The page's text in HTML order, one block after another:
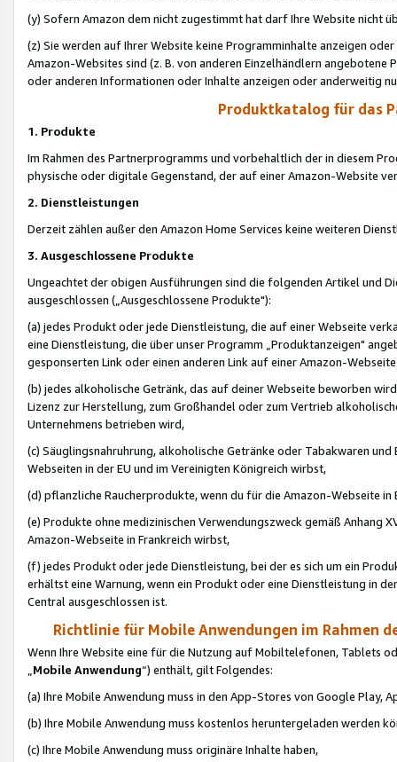
(y) Sofern Amazon dem nicht zugestimmt hat darf Ihre Website nicht
(z) Sie werden auf Ihrer Website keine Programminhalte anzeigen
Amazon-Websites sind (z. B. von anderen Einzelhändlern
oder anderen Informationen oder Inhalte anzeigen oder anderweitig
Produktkatalog für das
1. Produkte
Im Rahmen des Partnerprogramms und vorbehaltlich der in diesem
physische oder digitale Gegenstand, der auf einer Amazon-Website
2. Dienstleistungen
Derzeit zählen außer den Amazon Home Services keine weiteren
3. Ausgeschlossene Produkte
Ungeachtet der obigen Ausführungen sind die folgenden Artikel und
ausgeschlossen („Ausgeschlossene Produkte"):
(a) jedes Produkt oder jede Dienstleistung, die auf einer Webseite
eine Dienstleistung, die über unser Programm „Produktanzeigen"
gesponserten Link oder einen anderen Link auf einer Amazon-
(b) jedes alkoholische Getränk, das auf deiner Webseite beworben
Lizenz zur Herstellung, zum Großhandel oder zum Vertrieb
Unternehmens betrieben wird,
(c) Säuglingsnahruhrung, alkoholische Getränke oder Tabakwaren
Webseiten in der EU und im Vereinigten Königreich wirbst,
(d) pflanzliche Raucherprodukte, wenn du für die Amazon-Webseite in
(e) Produkte ohne medizinischen Verwendungszweck gemäß Anhang
Amazon-Webseite in Frankreich wirbst,
(f) jedes Produkt oder jede Dienstleistung, bei der es sich um ein
erhältst eine Warnung, wenn ein Produkt oder eine Dienstleistung in
Central ausgeschlossen ist.
Richtlinie für Mobile Anwendungen im Rahmen
Wenn Ihre Website eine für die Nutzung auf Mobiltelefonen, Tablets
„Mobile Anwendung“) enthält, gilt Folgendes:
(a) Ihre Mobile Anwendung muss in den App-Stores von Google Play,
(b) Ihre Mobile Anwendung muss kostenlos heruntergeladen werden
(c) Ihre Mobile Anwendung muss originäre Inhalte haben,